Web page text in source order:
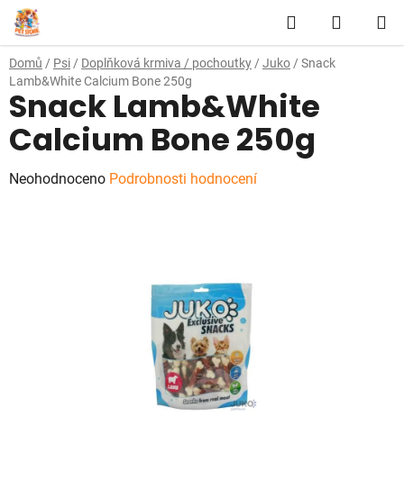
Přejít
na
obsah
Hledat
KOŠÍK
Domů / Psi / Doplňková krmiva / pochoutky / Juko / Snack
Lamb&White Calcium Bone 250g
Snack Lamb&White
Calcium Bone 250g
Průměrné
Neohodnoceno Podrobnosti hodnocení